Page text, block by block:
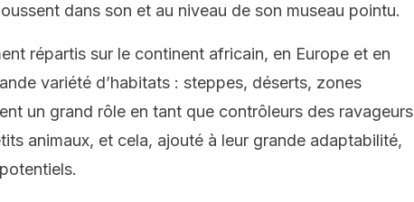
dans son et au niveau de son museau pointu.
répartis sur le continent africain, en Europe et en
variété d’habitats : steppes, déserts, zones
un grand rôle en tant que contrôleurs des ravageurs
animaux, et cela, ajouté à leur grande adaptabilité,